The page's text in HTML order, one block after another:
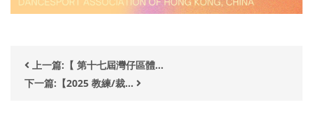
上一篇:【 第十七屆灣仔區體...
下一篇:【2025 教練/裁...